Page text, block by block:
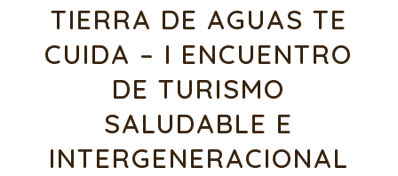
TIERRA DE AGUAS TE
CUIDA – I ENCUENTRO
DE TURISMO
SALUDABLE E
INTERGENERACIONAL